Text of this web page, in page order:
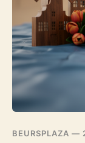
BEURSPLAZA —